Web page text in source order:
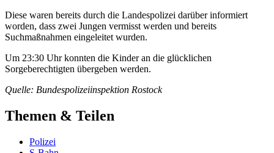
Diese waren bereits durch die Landespolizei darüber informiert
worden, dass zwei Jungen vermisst werden und bereits
Suchmaßnahmen eingeleitet wurden.
Um 23:30 Uhr konnten die Kinder an die glücklichen
Sorgeberechtigten übergeben werden.
Quelle: Bundespolizeiinspektion Rostock
Themen & Teilen
Polizei